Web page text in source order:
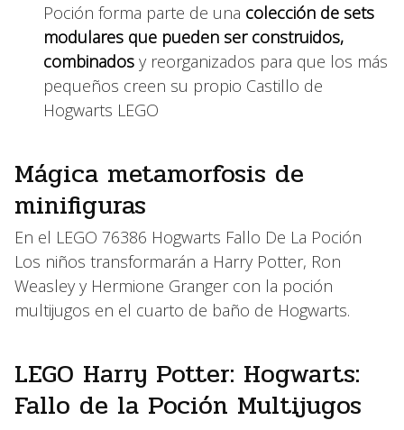
Poción forma parte de una colección de sets
modulares que pueden ser construidos,
combinados y reorganizados para que los más
pequeños creen su propio Castillo de
Hogwarts LEGO
Mágica metamorfosis de
minifiguras
En el LEGO 76386 Hogwarts Fallo De La Poción
Los niños transformarán a Harry Potter, Ron
Weasley y Hermione Granger con la poción
multijugos en el cuarto de baño de Hogwarts.
LEGO Harry Potter: Hogwarts:
Fallo de la Poción Multijugos